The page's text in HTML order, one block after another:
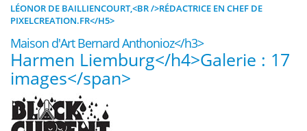
LÉONOR DE BAILLIENCOURT,<BR />RÉDACTRICE EN CHEF DE
PIXELCREATION.FR</H5>
Maison d'Art Bernard Anthonioz</h3>
Harmen Liemburg</h4>Galerie : 17
images</span>